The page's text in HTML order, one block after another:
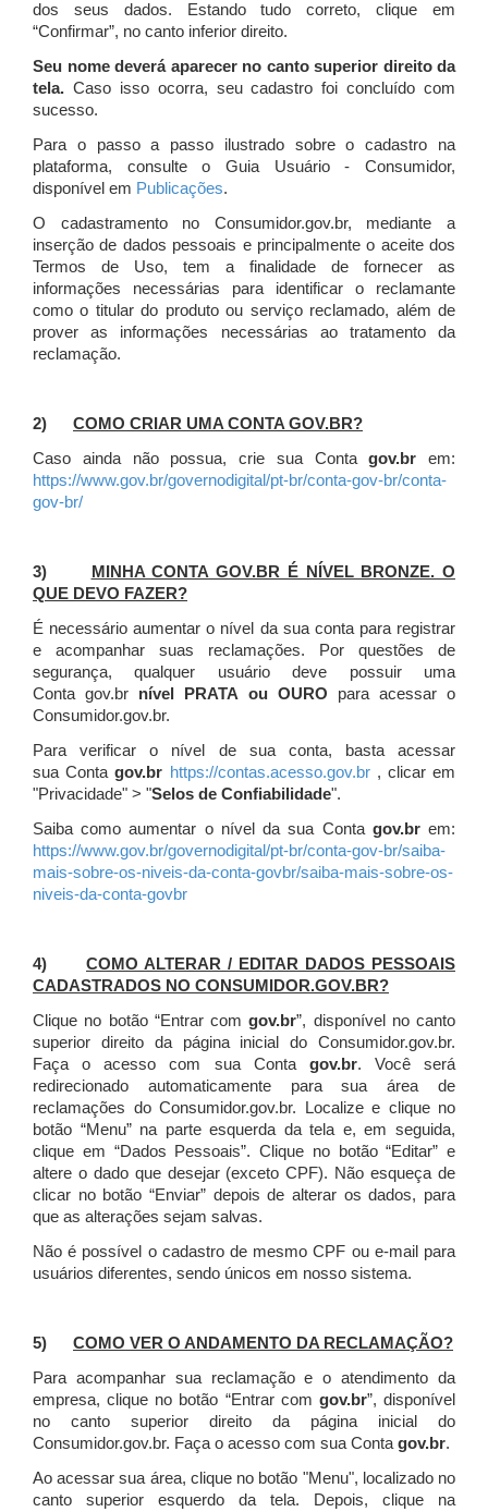
dos seus dados. Estando tudo correto, clique em
“Confirmar”, no canto inferior direito.
Seu nome deverá aparecer no canto superior direito da
tela. Caso isso ocorra, seu cadastro foi concluído com
sucesso.
Para o passo a passo ilustrado sobre o cadastro na
plataforma, consulte o Guia Usuário - Consumidor,
disponível em Publicações.
O cadastramento no Consumidor.gov.br, mediante a
inserção de dados pessoais e principalmente o aceite dos
Termos de Uso, tem a finalidade de fornecer as
informações necessárias para identificar o reclamante
como o titular do produto ou serviço reclamado, além de
prover as informações necessárias ao tratamento da
reclamação.
2) COMO CRIAR UMA CONTA GOV.BR?
Caso ainda não possua, crie sua Contagov.br em:
https://www.gov.br/governodigital/pt-br/conta-gov-br/conta-
gov-br/
3)
MINHA CONTA GOV.BR É NÍVEL BRONZE. O
QUE DEVO FAZER?
É necessário aumentar o nível da sua conta para registrar
e acompanhar suas reclamações. Por questões de
segurança, qualquer usuário deve possuir uma
Conta gov.br nível PRATA ou OURO para acessar o
Consumidor.gov.br.
Para verificar o nível de sua conta, basta acessar
sua Contagov.br https://contas.acesso.gov.br, clicar em
"Privacidade" > "Selos de Confiabilidade".
Saiba como aumentar o nível da sua Conta gov.brem:
https://www.gov.br/governodigital/pt-br/conta-gov-br/saiba-
mais-sobre-os-niveis-da-conta-govbr/saiba-mais-sobre-os-
niveis-da-conta-govbr
4) COMO ALTERAR / EDITAR DADOS PESSOAIS
CADASTRADOS NO CONSUMIDOR.GOV.BR?
Clique no botão “Entrar comgov.br”, disponível no canto
superior direito da página inicial do Consumidor.gov.br.
Faça o acesso com sua Conta gov.br. Você será
redirecionado automaticamente para sua área de
reclamações do Consumidor.gov.br.
Localize e clique no
botão “Menu” na parte esquerda da tela e, em seguida,
clique em “Dados Pessoais”. Clique no botão “Editar” e
altere o dado que desejar (exceto CPF). Não esqueça de
clicar no botão “Enviar” depois de alterar os dados, para
que as alterações sejam salvas.
Não é possível o cadastro de mesmo CPF ou e-mail para
usuários diferentes, sendo únicos em nosso sistema.
5) COMO VER O ANDAMENTO DA RECLAMAÇÃO?
Para acompanhar sua reclamação e o atendimento da
empresa, clique no botão “Entrar com gov.br”, disponível
no canto superior direito da página inicial do
Consumidor.gov.br. Faça o acesso com sua Contagov.br.
Ao acessar sua área, clique no botão "Menu", localizado no
canto superior esquerdo da tela. Depois, clique na